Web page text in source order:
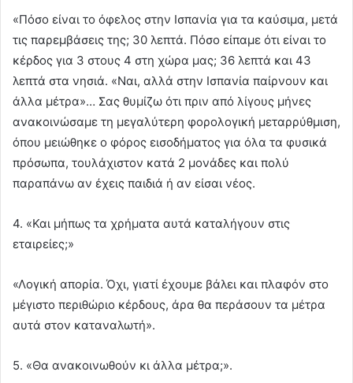
«Πόσο είναι το όφελος στην Ισπανία για τα καύσιμα, μετά
τις παρεμβάσεις της; 30 λεπτά. Πόσο είπαμε ότι είναι το
κέρδος για 3 στους 4 στη χώρα μας; 36 λεπτά και 43
λεπτά στα νησιά. «Ναι, αλλά στην Ισπανία παίρνουν και
άλλα μέτρα»… Σας θυμίζω ότι πριν από λίγους μήνες
ανακοινώσαμε τη μεγαλύτερη φορολογική μεταρρύθμιση,
όπου μειώθηκε ο φόρος εισοδήματος για όλα τα φυσικά
πρόσωπα, τουλάχιστον κατά 2 μονάδες και πολύ
παραπάνω αν έχεις παιδιά ή αν είσαι νέος.
4. «Και μήπως τα χρήματα αυτά καταλήγουν στις
εταιρείες;»
«Λογική απορία. Όχι, γιατί έχουμε βάλει και πλαφόν στο
μέγιστο περιθώριο κέρδους, άρα θα περάσουν τα μέτρα
αυτά στον καταναλωτή».
5. «Θα ανακοινωθούν κι άλλα μέτρα;».